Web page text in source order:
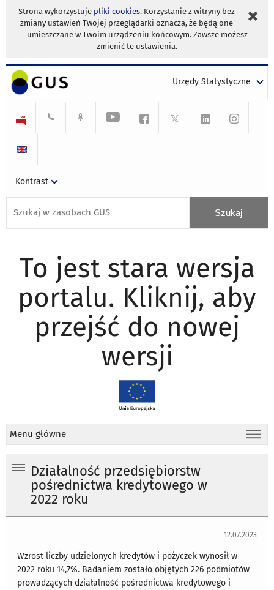
Strona wykorzystuje pliki cookies. Korzystanie z witryny bez
zmiany ustawień Twojej przeglądarki oznacza, że będą one
umieszczane w Twoim urządzeniu końcowym. Zawsze możesz
zmienić te ustawienia.
Urzędy Statystyczne
Kontrast
To jest stara wersja
portalu. Kliknij, aby
przejść do nowej
wersji
Menu główne
Działalność przedsiębiorstw
pośrednictwa kredytowego w
2022 roku
12.07.2023
Wzrost liczby udzielonych kredytów i pożyczek wynosił w
2022 roku 14,7%. Badaniem zostało objętych 226 podmiotów
prowadzących działalność pośrednictwa kredytowego i